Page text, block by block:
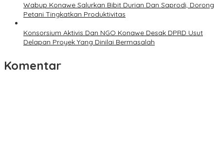
Wabup Konawe Salurkan Bibit Durian Dan Saprodi, Dorong
Petani Tingkatkan Produktivitas
Konsorsium Aktivis Dan NGO Konawe Desak DPRD Usut
Delapan Proyek Yang Dinilai Bermasalah
Komentar